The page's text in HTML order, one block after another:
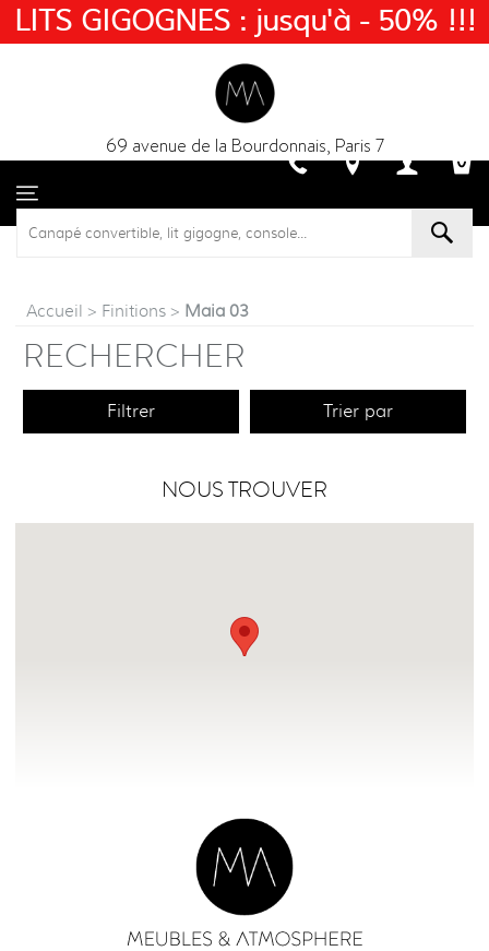
69 avenue de la Bourdonnais, Paris 7
Accueil > Finitions > Maia 03
RECHERCHER
Filtrer Trier par
NOUS TROUVER
LITS GIGOGNES : jusqu'à - 50% !!!